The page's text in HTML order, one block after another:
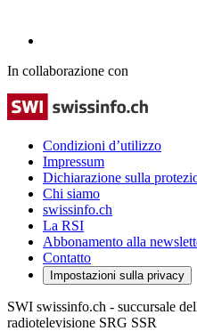
In collaborazione con
Condizioni d’utilizzo
Impressum
Dichiarazione sulla
Chi siamo
swissinfo.ch
La RSI
Abbonamento alla
Contatto
Impostazioni sulla privacy
SWI swissinfo.ch - succursale
radiotelevisione SRG SSR